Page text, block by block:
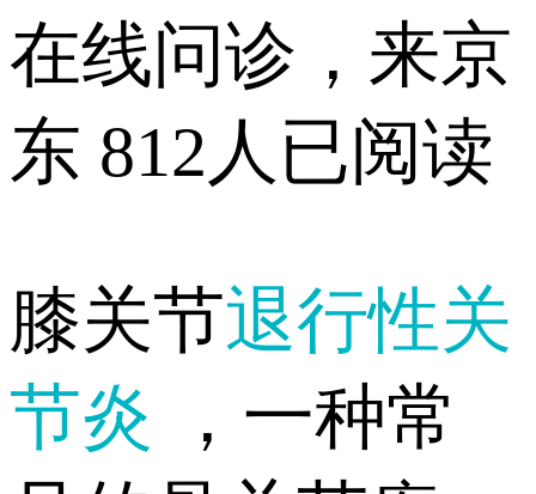
在线问诊，来京
东 812人已阅读
膝关节退行性关
节炎
，一种常